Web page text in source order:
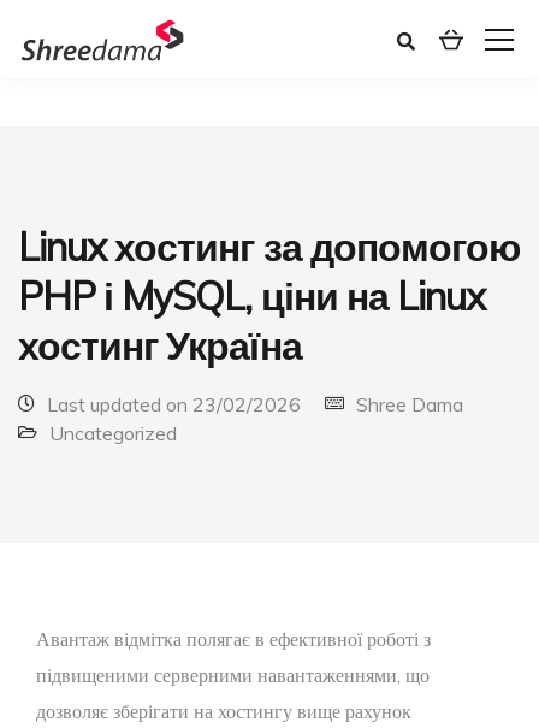
Linux хостинг за допомогою
PHP і MySQL, ціни на Linux
хостинг Україна
Last updated on 23/02/2026
Shree Dama
Uncategorized
Авантаж відмітка полягає в ефективної роботі з
підвищеними серверними навантаженнями, що
дозволяє зберігати на хостингу вище рахунок